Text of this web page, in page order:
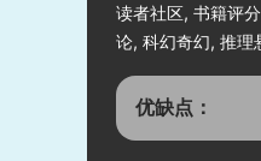
读者社区, 书籍评
论, 科幻奇幻, 推理
优缺点：